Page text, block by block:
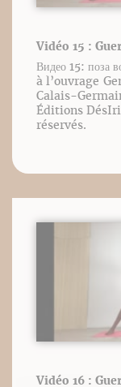
Vidéo 15 :
Видео 15: поза
à l’ouvrage
Calais-
Éditions
réservés.
Vidéo 16 :